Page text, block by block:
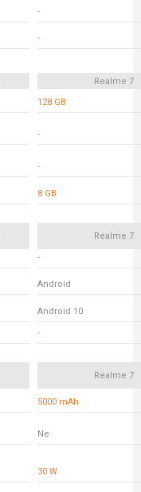
-
-
Realme 7
128 GB
-
-
8 GB
Realme 7
-
Android
Android 10
-
Realme 7
5000 mAh
Ne
30 W